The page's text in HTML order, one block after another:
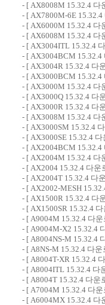
- [ AX8008M 15.32.4 다
- [ AX7800M-6E 15.32.4
- [ AX6000M 15.32.4 다
- [ AX6008M 15.32.4 다
- [ AX3004ITL 15.32.4
- [ AX3004BCM 15.32.4
- [ AX3004R 15.32.4 다
- [ AX3000BCM 15.32.4
- [ AX3000M 15.32.4 다
- [ AX3000Q 15.32.4 다
- [ AX3000R 15.32.4 다
- [ AX3008M 15.32.4 다
- [ AX3000SM 15.32.4
- [ AX3000SE 15.32.4 다
- [ AX2004BCM 15.32.4
- [ AX2004M 15.32.4 다
- [ AX2004 15.32.4 다운
- [ AX2004T 15.32.4 다
- [ AX2002-MESH
- [ AX1500R 15.32.4 다
- [ AX1500SR 15.32.4
- [ A9004M 15.32.4 다운
- [ A9004M-X2 15.32.4
- [ A8004NS-M 15.32.4
- [ A8NS-M 15.32.4 다운
- [ A8004T-XR 15.32.4
- [ A8004ITL 15.32.4 다
- [ A8004T 15.32.4 다운
- [ A7004M 15.32.4 다운
- [ A6004MX 15.32.4 다